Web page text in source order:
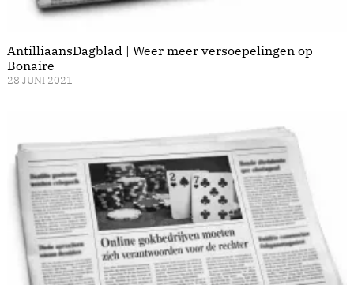
AntilliaansDagblad | Weer meer versoepelingen op
Bonaire
28 JUNI 2021